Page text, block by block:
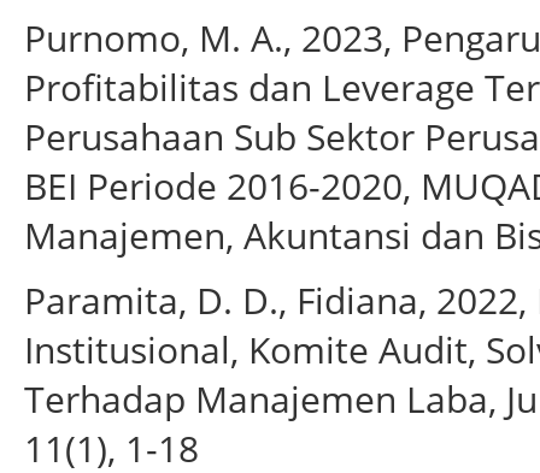
Purnomo, M. A., 2023,
Profitabilitas dan Leverage
Perusahaan Sub Sektor
BEI Periode 2016-2020,
Manajemen, Akuntansi dan
Paramita, D. D., Fidiana,
Institusional, Komite Audit,
Terhadap Manajemen Laba,
11(1), 1-18